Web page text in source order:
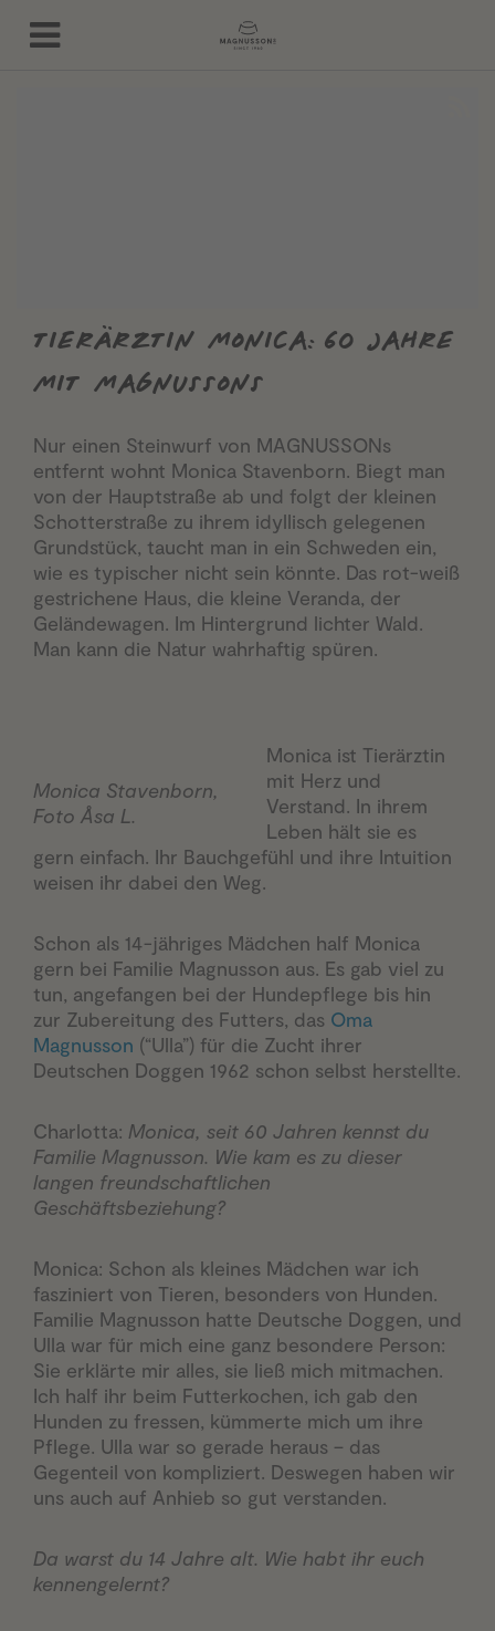
TIERÄRZTIN MONICA: 60 JAHRE
MIT MAGNUSSONS
Nur einen Steinwurf von MAGNUSSONs
entfernt wohnt Monica Stavenborn. Biegt man
von der Hauptstraße ab und folgt der kleinen
Schotterstraße zu ihrem idyllisch gelegenen
Grundstück, taucht man in ein Schweden ein,
wie es typischer nicht sein könnte. Das rot-weiß
gestrichene Haus, die kleine Veranda, der
Geländewagen. Im Hintergrund lichter Wald.
Man kann die Natur wahrhaftig spüren.
Monica Stavenborn,
Foto Åsa L.
Monica ist Tierärztin
mit Herz und
Verstand. In ihrem
Leben hält sie es
gern einfach. Ihr Bauchgefühl und ihre Intuition
weisen ihr dabei den Weg.
Schon als 14-jähriges Mädchen half Monica
gern bei Familie Magnusson aus. Es gab viel zu
tun, angefangen bei der Hundepflege bis hin
zur Zubereitung des Futters, das Oma
Magnusson (“Ulla”) für die Zucht ihrer
Deutschen Doggen 1962 schon selbst herstellte.
Charlotta: Monica, seit 60 Jahren kennst du
Familie Magnusson. Wie kam es zu dieser
langen freundschaftlichen
Geschäftsbeziehung?
Monica: Schon als kleines Mädchen war ich
fasziniert von Tieren, besonders von Hunden.
Familie Magnusson hatte Deutsche Doggen, und
Ulla war für mich eine ganz besondere Person:
Sie erklärte mir alles, sie ließ mich mitmachen.
Ich half ihr beim Futterkochen, ich gab den
Hunden zu fressen, kümmerte mich um ihre
Pflege. Ulla war so gerade heraus – das
Gegenteil von kompliziert. Deswegen haben wir
uns auch auf Anhieb so gut verstanden.
Da warst du 14 Jahre alt. Wie habt ihr euch
kennengelernt?